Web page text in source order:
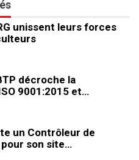
unissent leurs forces
décroche la
9001:2015 et…
un Contrôleur de
son site…